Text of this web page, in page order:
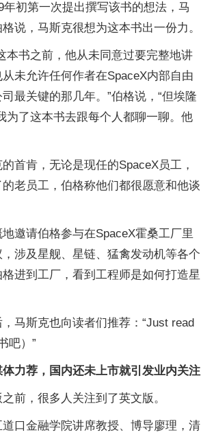
年初第一次提出撰写该书的想法，马
说，马斯克很想为这本书出一份力。
本书之前，他从未同意过要完整地讲
未允许任何作者在SpaceX内部自由
最关键的那几年。”伯格说，“但埃隆
为了这本书去跟每个人都聊一聊。他
首肯，无论是现任的SpaceX员工，
老员工，伯格称他们都很愿意和他谈
邀请伯格参与在SpaceX霍桑工厂里
涉及星舰、星链、猛禽发动机等各个
进到工厂，看到工程师是如何打造星
马斯克也向读者们推荐：“Just read
吧）”
体力荐，国内还未上市就引发业内关注
前，很多人关注到了英文版。
口金融学院讲席教授、博导廖理，清